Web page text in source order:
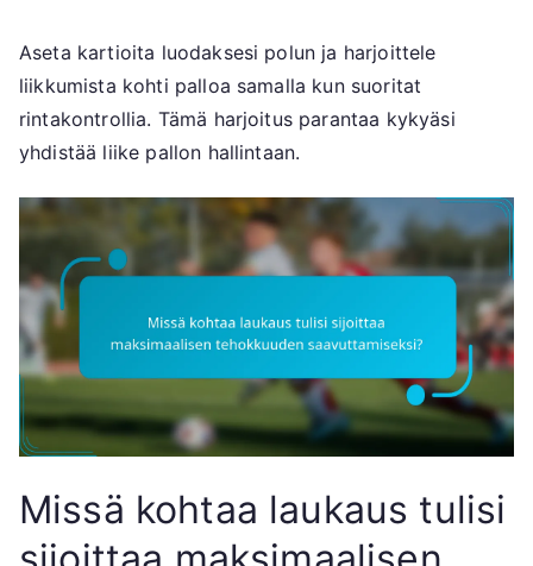
Aseta kartioita luodaksesi polun ja harjoittele
liikkumista kohti palloa samalla kun suoritat
rintakontrollia. Tämä harjoitus parantaa kykyäsi
yhdistää liike pallon hallintaan.
Missä kohtaa laukaus tulisi